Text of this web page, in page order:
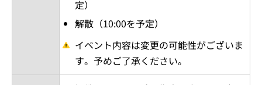
定）
解散（10:00を予定）
イベント内容は変更の可能性がございま
す。予めご了承ください。